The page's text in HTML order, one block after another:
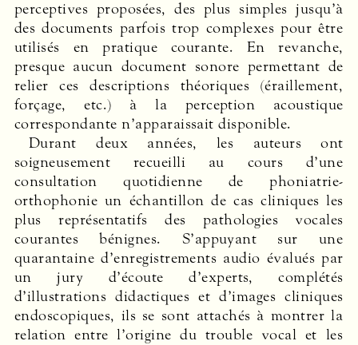
perceptives proposées, des plus simples jusqu’à
des documents parfois trop complexes pour être
utilisés en pratique courante. En revanche,
presque aucun document sonore permettant de
relier ces descriptions théoriques (éraillement,
forçage, etc.) à la perception acoustique
correspondante n’apparaissait disponible.
Durant deux années, les auteurs ont
soigneusement recueilli au cours d’une
consultation quotidienne de phoniatrie-
orthophonie un échantillon de cas cliniques les
plus représentatifs des pathologies vocales
courantes bénignes. S’appuyant sur une
quarantaine d’enregistrements audio évalués par
un jury d’écoute d’experts, complétés
d’illustrations didactiques et d’images cliniques
endoscopiques, ils se sont attachés à montrer la
relation entre l’origine du trouble vocal et les